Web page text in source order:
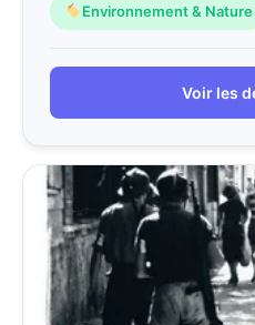
Environnement & Nature
Voir les